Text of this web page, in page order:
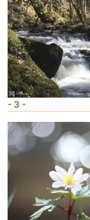
- 3 -